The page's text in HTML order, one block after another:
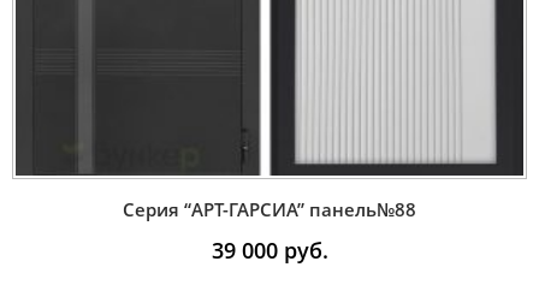
Серия “AРT-ГАРСИА” панель№88
39 000руб.